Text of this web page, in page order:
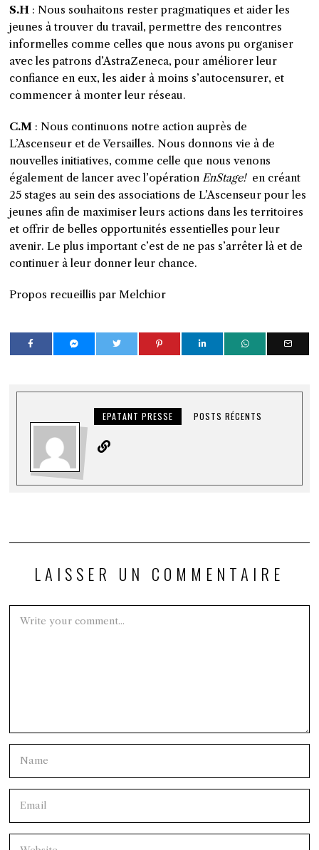
S.H : Nous souhaitons rester pragmatiques et aider les
jeunes à trouver du travail, permettre des rencontres
informelles comme celles que nous avons pu organiser
avec les patrons d’AstraZeneca, pour améliorer leur
confiance en eux, les aider à moins s’autocensurer, et
commencer à monter leur réseau.
C.M : Nous continuons notre action auprès de
L’Ascenseur et de Versailles. Nous donnons vie à de
nouvelles initiatives, comme celle que nous venons
également de lancer avec l’opération EnStage! en créant
25 stages au sein des associations de L’Ascenseur pour les
jeunes afin de maximiser leurs actions dans les territoires
et offrir de belles opportunités essentielles pour leur
avenir. Le plus important c’est de ne pas s’arrêter là et de
continuer à leur donner leur chance.
Propos recueillis par Melchior
EPATANT PRESSE POSTS RÉCENTS
LAISSER UN COMMENTAIRE